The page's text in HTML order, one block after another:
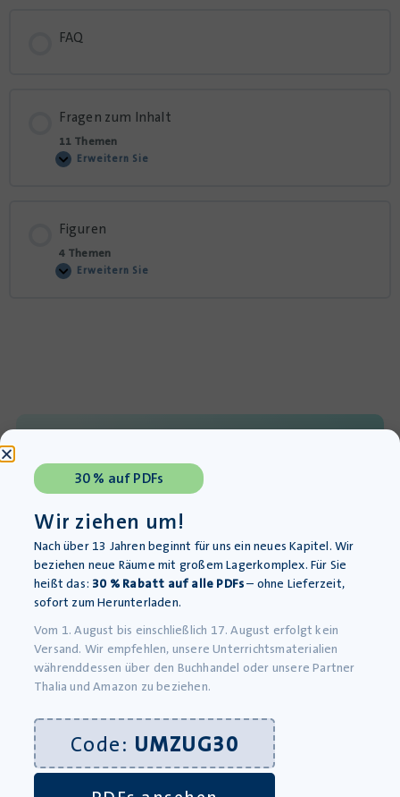
FAQ
Fragen zum Inhalt
11 Themen
Erweitern Sie
Figuren
4 Themen
Erweitern Sie
Unterricht
diesen Plattformen:
Werkstatt für kreativen Unterricht
08395 93034
30 % auf PDFs
Wir ziehen um!
Nach über 13 Jahren beginnt für uns ein neues Kapitel. Wir
beziehen neue Räume mit großem Lagerkomplex. Für Sie
heißt das: 30 % Rabatt auf alle PDFs– ohne Lieferzeit,
sofort zum Herunterladen.
Vom 1. August bis einschließlich 17. August erfolgt kein
Versand. Wir empfehlen, unsere Unterrichtsmaterialien
währenddessen über den Buchhandel oder unsere Partner
Thalia und Amazon zu beziehen.
Code: UMZUG30